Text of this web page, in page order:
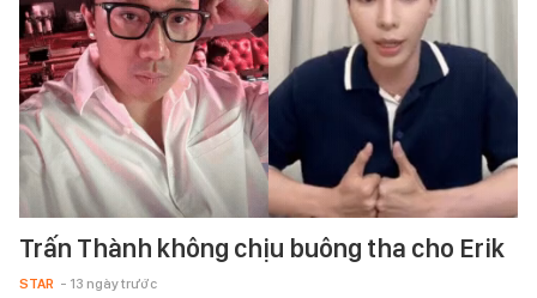
Trấn Thành không chịu buông tha cho Erik
STAR - 13 ngày trước